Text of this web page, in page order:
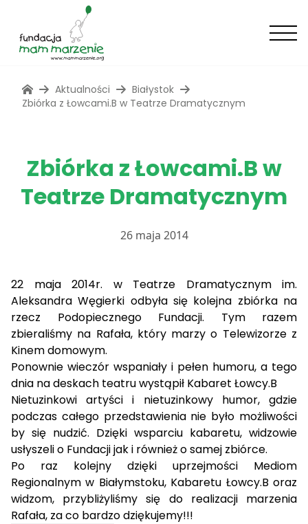
Aktualności
Białystok
Zbiórka z Łowcami.B w Teatrze Dramatycznym
Zbiórka z Łowcami.B w
Teatrze Dramatycznym
26 maja 2014
22 maja 2014r. w Teatrze Dramatycznym im.
Aleksandra Węgierki odbyła się kolejna zbiórka na
rzecz Podopiecznego Fundacji. Tym razem
zbieraliśmy na Rafała, który marzy o Telewizorze z
Kinem domowym.
Ponownie wieczór wspaniały i pełen humoru, a tego
dnia na deskach teatru wystąpił Kabaret Łowcy.B
Nietuzinkowi artyści i nietuzinkowy humor, gdzie
podczas całego przedstawienia nie było możliwości
by się nudzić. Dzięki wsparciu kabaretu, widzowie
usłyszeli o Fundacji jak i również o samej zbiórce.
Po raz kolejny dzięki uprzejmości Mediom
Regionalnym w Białymstoku, Kabaretu Łowcy.B oraz
widzom, przybliżyliśmy się do realizacji marzenia
Rafała, za co bardzo dziękujemy!!!